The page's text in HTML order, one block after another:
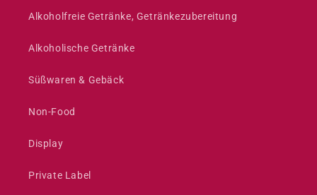
Alkoholfreie Getränke, Getränkezubereitung
Alkoholische Getränke
Süßwaren & Gebäck
Non-Food
Display
Private Label